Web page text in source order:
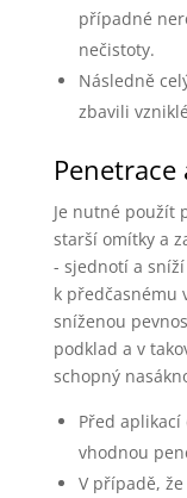
případné
nečistoty.
Následně
zbavili
Je nutné použít
starší omítky a
- sjednotí a
k předčasnému
sníženou
podklad a v
schopný
Před
vhodnou
V případě,